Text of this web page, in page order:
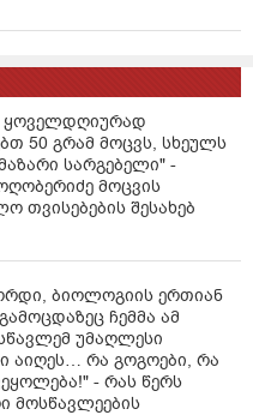
ყოველდღიურად
50 გრამ მოცვს, სხეულს
სარგებელი" -
მოცვის
თვისებების შესახებ
ბიოლოგიის ერთიან
ჩემმა ამ
უმაღლესი
აიღეს… რა გოგოები, რა
- რას წერს
მოსწავლეების